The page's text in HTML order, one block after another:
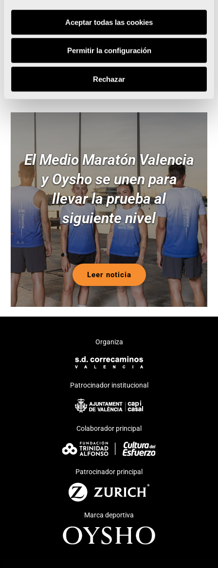
Aceptar todas las cookies
Permitir la configuración
Rechazar
VIP
Leer noticia
El Medio Maratón Valencia
y Oysho se unen para
llevar la prueba al
siguiente nivel
Leer noticia
Organiza
Patrocinador institucional
Colaborador principal
Patrocinador principal
Marca deportiva